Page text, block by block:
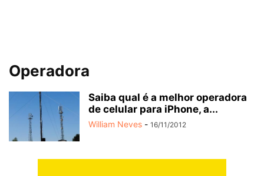
Operadora
Saiba qual é a melhor operadora
de celular para iPhone, a...
William Neves - 16/11/2012